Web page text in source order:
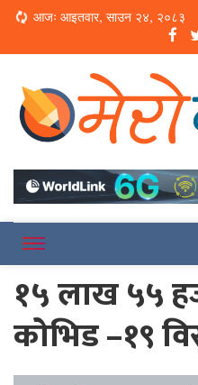
Loading...
आजः आइतवार, साउन २४, २०८३
१५ लाख ५५
कोभिड –१९